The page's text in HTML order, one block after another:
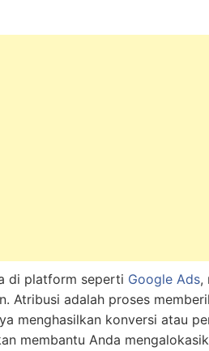
di platform seperti Google Ads,
Atribusi adalah proses
menghasilkan konversi atau
membantu Anda